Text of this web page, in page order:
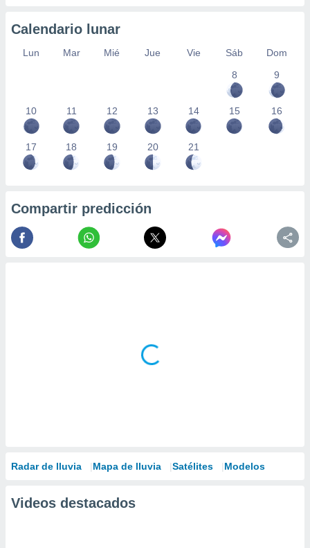
Calendario lunar
Lun Mar Mié Jue Vie Sáb
Dom
8
9
10 11 12 13 14 15 16
17 18 19 20 21
Compartir predicción
Radar de lluvia Mapa de lluvia Satélites Modelos
Videos destacados